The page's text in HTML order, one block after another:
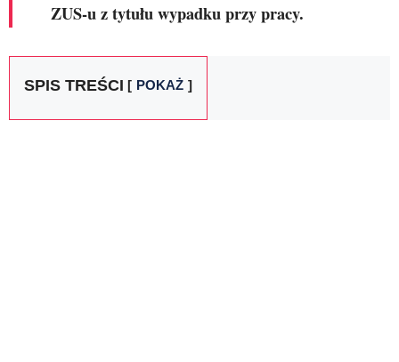
ZUS-u z tytułu wypadku przy pracy.
SPIS TREŚCI POKAŻ